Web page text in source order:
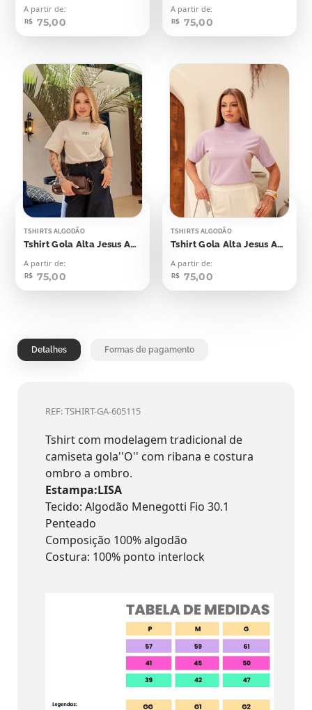
A partir de:
R$ 75,00
A partir de:
R$ 75,00
TSHIRTS ALGODÃO
Tshirt Gola Alta Jesus Aplicação
A partir de:
R$ 75,00
TSHIRTS ALGODÃO
Tshirt Gola Alta Jesus Aplicação
A partir de:
R$ 75,00
Detalhes Formas de pagamento
REF: TSHIRT-GA-605115
Tshirt com modelagem tradicional de
camiseta gola''O'' com ribana e costura
ombro a ombro.
Estampa:LISA
Tecido: Algodão Menegotti Fio 30.1
Penteado
Composição 100% algodão
Costura: 100% ponto interlock